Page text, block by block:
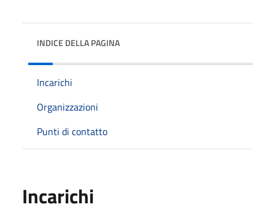
INDICE DELLA PAGINA
Incarichi
Organizzazioni
Punti di contatto
Incarichi